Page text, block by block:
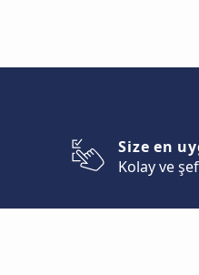
Size en
Kolay ve